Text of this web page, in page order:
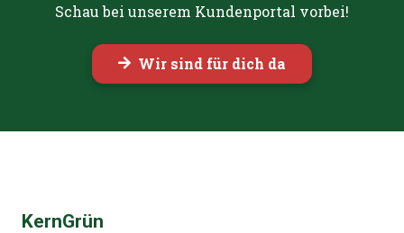
Schau bei unserem Kundenportal vorbei!
Wir sind für dich da
KernGrün